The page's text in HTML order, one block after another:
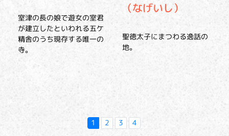
室津の長の娘で遊女の室君
が建立したといわれる五ケ
精舎のうち現存する唯一の
寺。
（なげいし）
聖徳太子にまつわる逸話の
地。
1 2 3 4